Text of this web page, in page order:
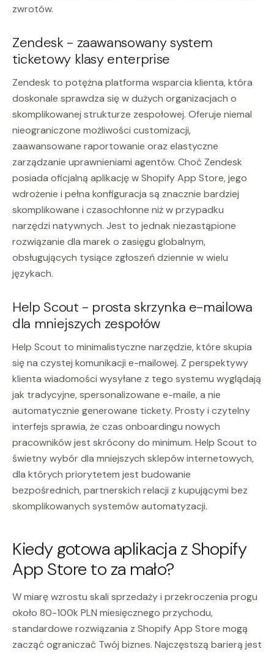
zwrotów.
Zendesk - zaawansowany system
ticketowy klasy enterprise
Zendesk to potężna platforma wsparcia klienta, która
doskonale sprawdza się w dużych organizacjach o
skomplikowanej strukturze zespołowej. Oferuje niemal
nieograniczone możliwości customizacji,
zaawansowane raportowanie oraz elastyczne
zarządzanie uprawnieniami agentów. Choć Zendesk
posiada oficjalną aplikację w Shopify App Store, jego
wdrożenie i pełna konfiguracja są znacznie bardziej
skomplikowane i czasochłonne niż w przypadku
narzędzi natywnych. Jest to jednak niezastąpione
rozwiązanie dla marek o zasięgu globalnym,
obsługujących tysiące zgłoszeń dziennie w wielu
językach.
Help Scout - prosta skrzynka e-mailowa
dla mniejszych zespołów
Help Scout to minimalistyczne narzędzie, które skupia
się na czystej komunikacji e-mailowej. Z perspektywy
klienta wiadomości wysyłane z tego systemu wyglądają
jak tradycyjne, spersonalizowane e-maile, a nie
automatycznie generowane tickety. Prosty i czytelny
interfejs sprawia, że czas onboardingu nowych
pracowników jest skrócony do minimum. Help Scout to
świetny wybór dla mniejszych sklepów internetowych,
dla których priorytetem jest budowanie
bezpośrednich, partnerskich relacji z kupującymi bez
skomplikowanych systemów automatyzacji.
Kiedy gotowa aplikacja z Shopify
App Store to za mało?
W miarę wzrostu skali sprzedaży i przekroczenia progu
około 80-100k PLN miesięcznego przychodu,
standardowe rozwiązania z Shopify App Store mogą
zacząć ograniczać Twój biznes. Najczęstszą barierą jest